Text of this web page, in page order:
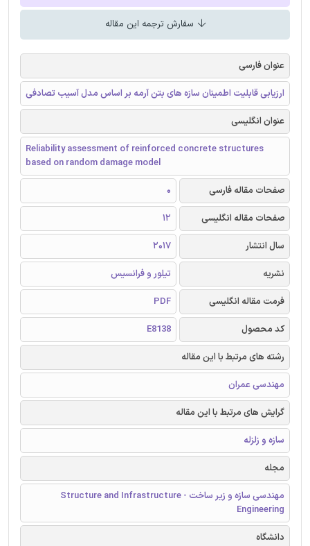
سفارش ترجمه این مقاله
عنوان فارسی
ارزیابی قابلیت اطمینان سازه های بتن آرمه بر اساس مدل آسیب تصادفی
عنوان انگلیسی
Reliability assessment of reinforced concrete structures
based on random damage model
صفحات مقاله فارسی
0
صفحات مقاله انگلیسی
12
سال انتشار
2017
نشریه
تیلور و فرانسیس
فرمت مقاله انگلیسی
PDF
کد محصول
E8138
رشته های مرتبط با این مقاله
مهندسی عمران
گرایش های مرتبط با این مقاله
سازه و زلزله
مجله
مهندسی سازه و زیر ساخت - Structure and Infrastructure
Engineering
دانشگاه